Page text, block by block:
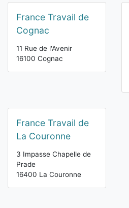
France Travail de
Cognac
11 Rue de l'Avenir
16100 Cognac
France Travail de
La Couronne
3 Impasse Chapelle de
Prade
16400 La Couronne